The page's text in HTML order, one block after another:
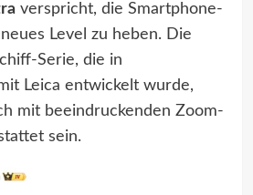
verspricht, die Smartphone-
Level zu heben. Die
Serie, die in
Leica entwickelt wurde,
mit beeindruckenden Zoom-
sein.